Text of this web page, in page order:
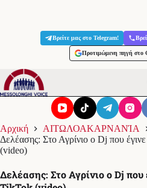
Βρείτε μας στο Telegram!
Προτιμώμενη πηγή στο
Αρχική ΑΙΤΩΛΟΑΚΑΡΝΑΝΊΑ
Δελέασης: Στο Αγρίνιο ο Dj που
(video)
Δελέασης: Στο Αγρίνιο ο Dj